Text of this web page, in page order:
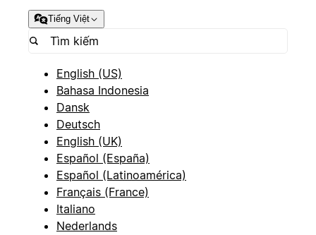
Tiếng Việt
English (US)
Bahasa Indonesia
Dansk
Deutsch
English (UK)
Español (España)
Español (Latinoamérica)
Français (France)
Italiano
Nederlands